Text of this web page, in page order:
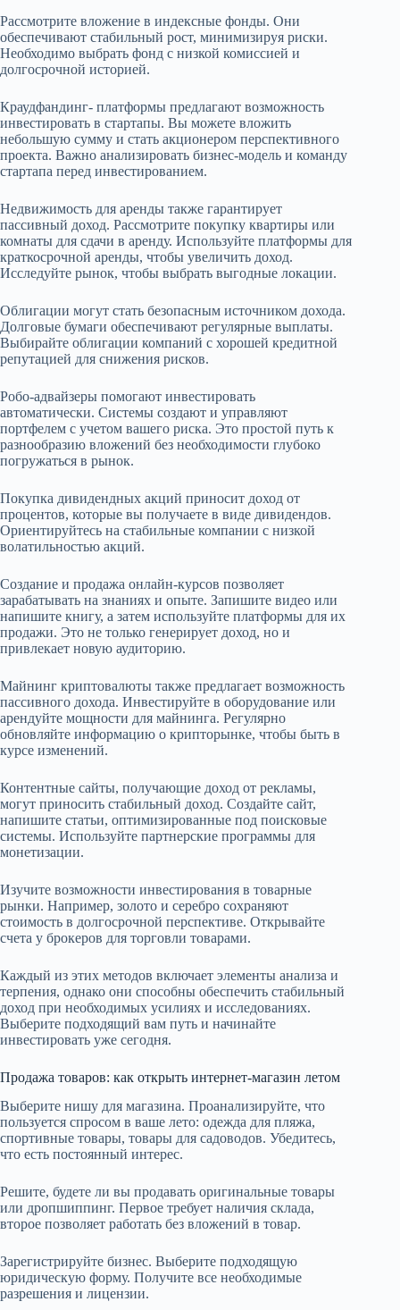
Рассмотрите вложение в индексные фонды. Они
обеспечивают стабильный рост, минимизируя риски.
Необходимо выбрать фонд с низкой комиссией и
долгосрочной историей.
Краудфандинг- платформы предлагают возможность
инвестировать в стартапы. Вы можете вложить
небольшую сумму и стать акционером перспективного
проекта. Важно анализировать бизнес-модель и команду
стартапа перед инвестированием.
Недвижимость для аренды также гарантирует
пассивный доход. Рассмотрите покупку квартиры или
комнаты для сдачи в аренду. Используйте платформы для
краткосрочной аренды, чтобы увеличить доход.
Исследуйте рынок, чтобы выбрать выгодные локации.
Облигации могут стать безопасным источником дохода.
Долговые бумаги обеспечивают регулярные выплаты.
Выбирайте облигации компаний с хорошей кредитной
репутацией для снижения рисков.
Робо-адвайзеры помогают инвестировать
автоматически. Системы создают и управляют
портфелем с учетом вашего риска. Это простой путь к
разнообразию вложений без необходимости глубоко
погружаться в рынок.
Покупка дивидендных акций приносит доход от
процентов, которые вы получаете в виде дивидендов.
Ориентируйтесь на стабильные компании с низкой
волатильностью акций.
Создание и продажа онлайн-курсов позволяет
зарабатывать на знаниях и опыте. Запишите видео или
напишите книгу, а затем используйте платформы для их
продажи. Это не только генерирует доход, но и
привлекает новую аудиторию.
Майнинг криптовалюты также предлагает возможность
пассивного дохода. Инвестируйте в оборудование или
арендуйте мощности для майнинга. Регулярно
обновляйте информацию о крипторынке, чтобы быть в
курсе изменений.
Контентные сайты, получающие доход от рекламы,
могут приносить стабильный доход. Создайте сайт,
напишите статьи, оптимизированные под поисковые
системы. Используйте партнерские программы для
монетизации.
Изучите возможности инвестирования в товарные
рынки. Например, золото и серебро сохраняют
стоимость в долгосрочной перспективе. Открывайте
счета у брокеров для торговли товарами.
Каждый из этих методов включает элементы анализа и
терпения, однако они способны обеспечить стабильный
доход при необходимых усилиях и исследованиях.
Выберите подходящий вам путь и начинайте
инвестировать уже сегодня.
Продажа товаров: как открыть интернет-магазин летом
Выберите нишу для магазина. Проанализируйте, что
пользуется спросом в ваше лето: одежда для пляжа,
спортивные товары, товары для садоводов. Убедитесь,
что есть постоянный интерес.
Решите, будете ли вы продавать оригинальные товары
или дропшиппинг. Первое требует наличия склада,
второе позволяет работать без вложений в товар.
Зарегистрируйте бизнес. Выберите подходящую
юридическую форму. Получите все необходимые
разрешения и лицензии.